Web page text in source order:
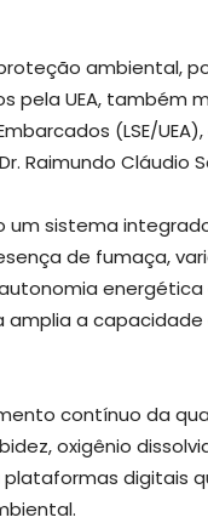
ambiental,
pela UEA, também
(LSE/
Raimundo Cláudio
um sistema
de fumaça,
amplia a
contínuo da
oxigênio
digitais